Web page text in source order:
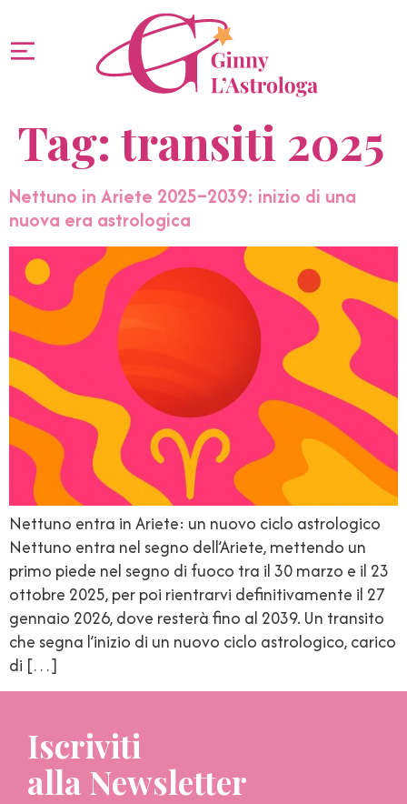
Tag: transiti 2025
Nettuno in Ariete 2025–2039: inizio di una
nuova era astrologica
Nettuno entra in Ariete: un nuovo ciclo astrologico
Nettuno entra nel segno dell’Ariete, mettendo un
primo piede nel segno di fuoco tra il 30 marzo e il 23
ottobre 2025, per poi rientrarvi definitivamente il 27
gennaio 2026, dove resterà fino al 2039. Un transito
che segna l’inizio di un nuovo ciclo astrologico, carico
di […]
Iscriviti
alla Newsletter